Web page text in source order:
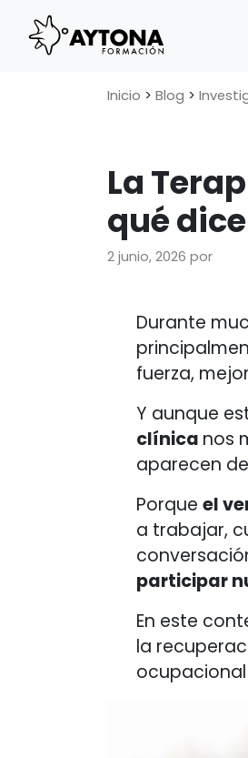
Main
Inicio > Blog >
La
qué
2 junio, 2026 por
Durante
fuerza,
Y aunque
clínica nos
aparecen
Porque el
a trabajar,
participar
En este
la